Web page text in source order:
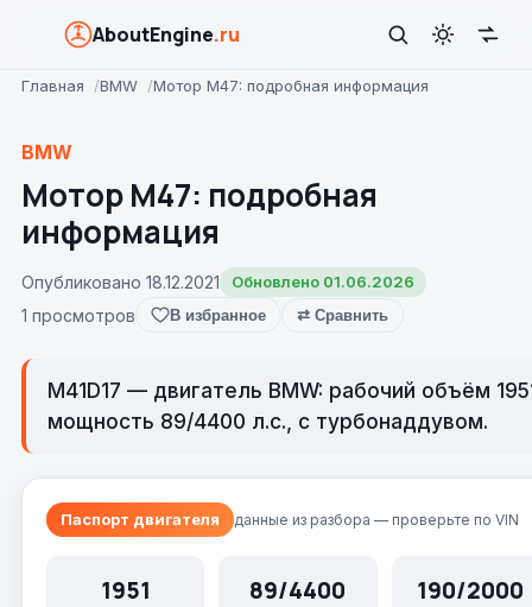
AboutEngine.ru
Главная BMW Мотор M47: подробная информация
BMW
Мотор M47: подробная
информация
Опубликовано 18.12.2021 Обновлено 01.06.2026
1 просмотров В избранное ⇄ Сравнить
M41D17 — двигатель BMW: рабочий объём
мощность 89/4400 л.с., с турбонаддувом.
Паспорт двигателя данные из разбора — проверьте по VIN
1951 89/4400 190/2000